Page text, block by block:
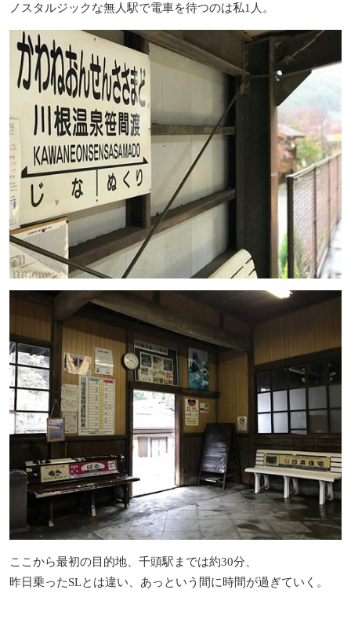
ノスタルジックな無人駅で電車を待つのは私1人。
ここから最初の目的地、千頭駅までは約30分、
昨日乗ったSLとは違い、あっという間に時間が過ぎていく。